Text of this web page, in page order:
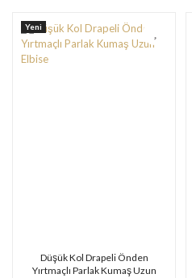
Yeni
Düşük Kol Drapeli Önden
Yırtmaçlı Parlak Kumaş Uzun